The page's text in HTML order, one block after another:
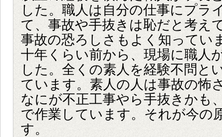
した。職人は自分の仕事にプラ
て、事故や手抜きは恥だと考え
事故の恐ろしさもよく知ってい
十年くらい前から、現場に職人
した。全くの素人を経験不問と
ています。素人の人は事故の怖
なにが不正工事やら手抜きかも
で作業しています。それが今の
す。